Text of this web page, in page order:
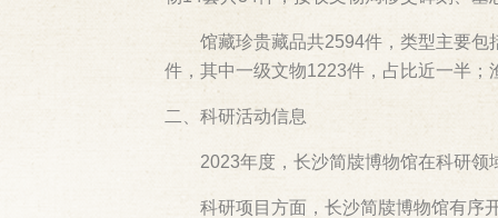
馆藏珍贵藏品共2594件，类型主要
件，其中一级文物1223件，占比近一半
二、科研活动信息
2023年度，长沙简牍博物馆在科研
科研项目方面，长沙简牍博物馆有序